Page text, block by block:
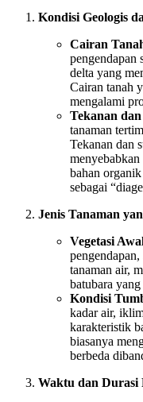
Kondisi Geologis
Cairan
pengendapan
delta yang
Cairan tanah
mengalami
Tekanan
tanaman
Tekanan dan
menyebabkan
bahan
sebagai
Jenis Tanaman
Vegetasi
tanaman air,
batubara
Kondisi
kadar air,
karakteristik
biasanya
berbeda
Waktu dan Durasi